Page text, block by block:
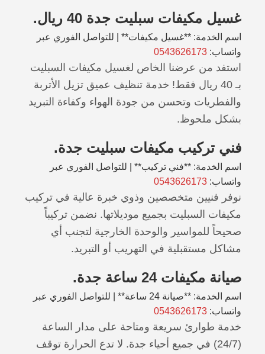
غسيل مكيفات سبليت جدة 40 ريال.
اسم الخدمة: **غسيل مكيفات** | للتواصل الفوري عبر
واتساب: 0543626173
استفد من عرضنا الخاص لغسيل مكيفات السبليت
بـ 40 ريال فقط! خدمة تنظيف عميق تزيل الأتربة
والفطريات وتحسن من جودة الهواء وكفاءة التبريد
بشكل ملحوظ.
فني تركيب مكيفات سبليت جدة.
اسم الخدمة: **فني تركيب** | للتواصل الفوري عبر
واتساب: 0543626173
نوفر فنيين متخصصين وذوي خبرة عالية في تركيب
مكيفات السبليت بجميع موديلاتها. نضمن تركيباً
صحيحاً للمواسير والوحدة الخارجية لتجنب أي
مشاكل مستقبلية في التهريب أو التبريد.
صيانة مكيفات 24 ساعة جدة.
اسم الخدمة: **صيانة 24 ساعة** | للتواصل الفوري عبر
واتساب: 0543626173
خدمة طوارئ سريعة ومتاحة على مدار الساعة
(24/7) في جميع أحياء جدة. لا تدع الحرارة توقف